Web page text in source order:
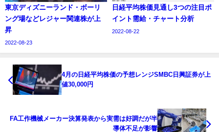
東京ディズニーランド・ボーリ
ング場などレジャー関連株が上
昇
2022-08-23
日経平均株価見通し3つの注目ポ
イント需給・チャート分析
2022-08-22
4月の日経平均株価の予想レンジSMBC日興証券が上
値30,000円
FA工作機械メーカー決算発表から実需は好調だが半
導体不足が影響